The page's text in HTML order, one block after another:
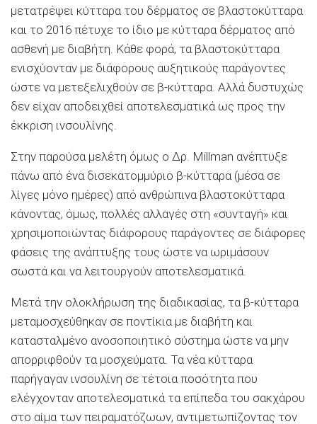
μετατρέψει κύτταρα του δέρματος σε βλαστοκύτταρα
και το 2016 πέτυχε το ίδιο με κύτταρα δέρματος από
ασθενή με διαβήτη. Κάθε φορά, τα βλαστοκύτταρα
ενισχύονταν με διάφορους αυξητικούς παράγοντες
ώστε να μετεξελιχθούν σε β-κύτταρα. Αλλά δυστυχώς
δεν είχαν αποδειχθεί αποτελεσματικά ως προς την
έκκριση ινσουλίνης.
Στην παρούσα μελέτη όμως ο Δρ. Millman ανέπτυξε
πάνω από ένα δισεκατομμύριο β-κύτταρα (μέσα σε
λίγες μόνο ημέρες) από ανθρώπινα βλαστοκύτταρα
κάνοντας, όμως, πολλές αλλαγές στη «συνταγή» και
χρησιμοποιώντας διάφορους παράγοντες σε διάφορες
φάσεις της ανάπτυξης τους ώστε να ωριμάσουν
σωστά και να λειτουργούν αποτελεσματικά.
Μετά την ολοκλήρωση της διαδικασίας, τα β-κύτταρα
μεταμοσχεύθηκαν σε ποντίκια με διαβήτη και
κατασταλμένο ανοσοποιητικό σύστημα ώστε να μην
απορριφθούν τα μοσχεύματα. Τα νέα κύτταρα
παρήγαγαν ινσουλίνη σε τέτοια ποσότητα που
ελέγχονταν αποτελεσματικά τα επίπεδα του σακχάρου
στο αίμα των πειραματόζωων, αντιμετωπίζοντας τον